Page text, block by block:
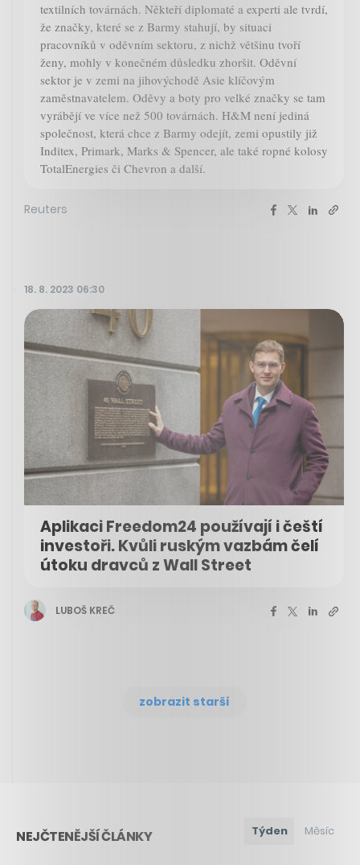
textilních továrnách. Někteří diplomaté a experti ale tvrdí,
že značky, které se z Barmy stahují, by situaci
pracovníků v oděvním sektoru, z nichž většinu tvoří
ženy, mohly v konečném důsledku zhoršit. Oděvní
sektor je v zemi na jihovýchodě Asie klíčovým
zaměstnavatelem. Oděvy a boty pro velké značky se tam
vyrábějí ve více než 500 továrnách. H&M není jediná
společnost, která chce z Barmy odejít, zemi opustily již
Inditex, Primark, Marks & Spencer, ale také ropné kolosy
TotalEnergies či Chevron a další.
Reuters
18. 8. 2023 06:30
Aplikaci Freedom24 používají i čeští
investoři. Kvůli ruským vazbám čelí
útoku dravců z Wall Street
LUBOŠ KREČ
zobrazit starší
NEJČTENĚJŠÍ ČLÁNKY Týden Měsíc